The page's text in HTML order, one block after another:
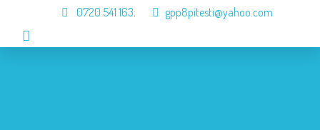
0720 541 163; gpp8pitesti@yahoo.com